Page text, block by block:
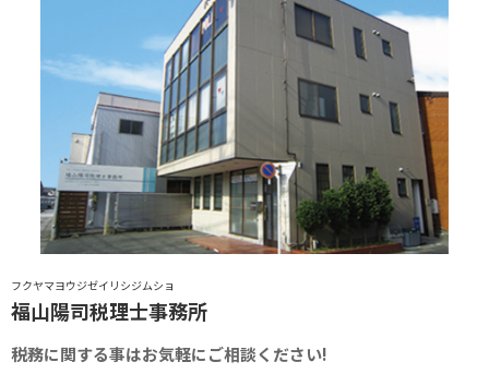
フクヤマヨウジゼイリシジムショ
福山陽司税理士事務所
税務に関する事はお気軽にご相談ください!